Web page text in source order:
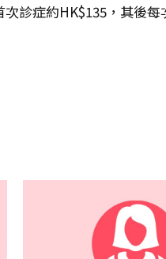
診症約HK$135，其後